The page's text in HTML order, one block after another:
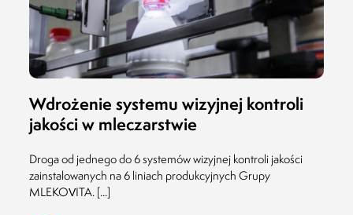
Wdrożenie systemu wizyjnej kontroli
jakości w mleczarstwie
Droga od jednego do 6 systemów wizyjnej kontroli jakości
zainstalowanych na 6 liniach produkcyjnych Grupy
MLEKOVITA. [...]